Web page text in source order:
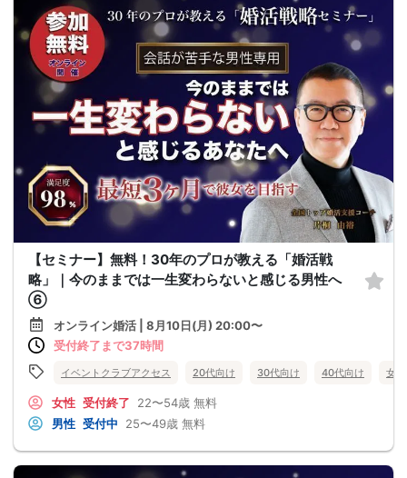
【セミナー】無料！30年のプロが教える「婚活戦
略」｜今のままでは一生変わらないと感じる男性へ
⑥
オンライン婚活 | 8月10日(月) 20:00〜
受付終了まで37時間
イベントクラブアクセス 20代向け 30代向け 40代向け 女
女性 受付終了 22〜54歳 無料
男性 受付中 25〜49歳 無料